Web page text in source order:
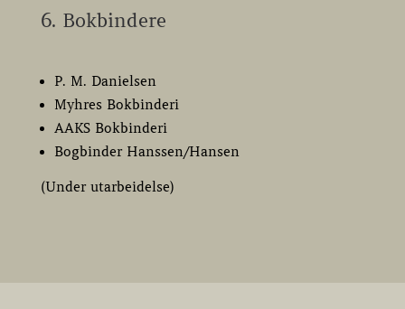
6. Bokbindere
P. M. Danielsen
Myhres Bokbinderi
AAKS Bokbinderi
Bogbinder Hanssen/Hansen
(Under utarbeidelse)